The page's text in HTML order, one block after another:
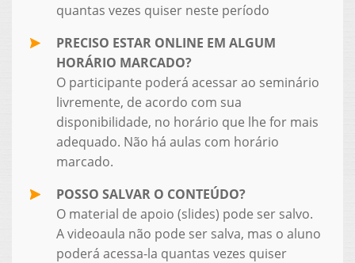
quantas vezes quiser neste período
PRECISO ESTAR ONLINE EM ALGUM
HORÁRIO MARCADO?
O participante poderá acessar ao seminário
livremente, de acordo com sua
disponibilidade, no horário que lhe for mais
adequado. Não há aulas com horário
marcado.
POSSO SALVAR O CONTEÚDO?
O material de apoio (slides) pode ser salvo.
A videoaula não pode ser salva, mas o aluno
poderá acessa-la quantas vezes quiser